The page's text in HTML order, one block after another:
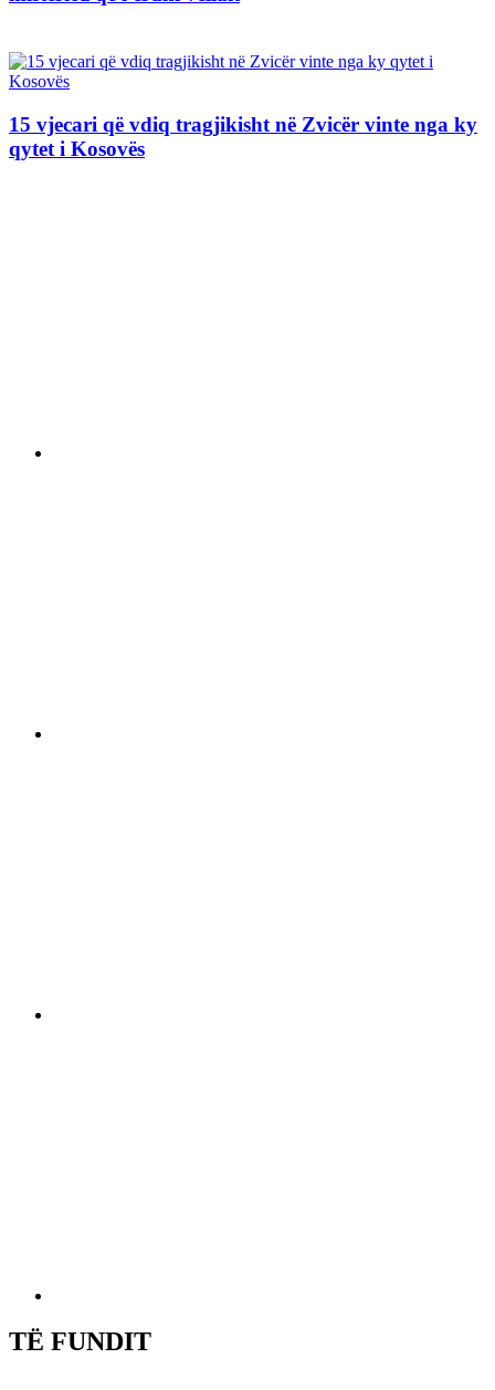
15 vjecari që vdiq tragjikisht në Zvicër vinte nga ky
qytet i Kosovës
TË FUNDIT